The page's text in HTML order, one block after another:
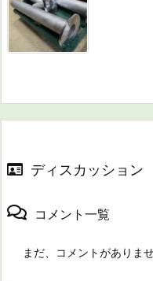
ディスカッション
コメント一覧
まだ、コメントがありま